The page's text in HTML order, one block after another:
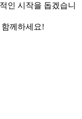
인 시작을 돕겠습니
께하세요!